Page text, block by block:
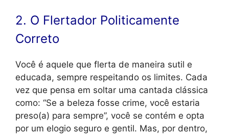
2. O Flertador Politicamente
Correto
Você é aquele que flerta de maneira sutil e
educada, sempre respeitando os limites. Cada
vez que pensa em soltar uma cantada clássica
como: “Se a beleza fosse crime, você estaria
preso(a) para sempre”, você se contém e opta
por um elogio seguro e gentil. Mas, por dentro,